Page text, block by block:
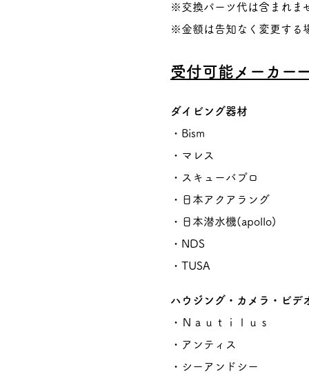
※交換パーツ代は含まれま
※金額は告知なく変更する
受付可能メーカー
ダイビング器材
・Bism
・ マレス
・ スキューバプロ
・ 日本アクアラング
​・ 日本潜水機(apollo)
​・ NDS
・TUSA
ハウジング・カメラ・ビデ
・Ｎａｕｔｉｌｕｓ
​・ アンティス
​・ シーアンドシー